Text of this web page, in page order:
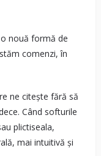
nouă formă de
comenzi, în
ne citește fără să
Când softurile
plictiseala,
mai intuitivă și